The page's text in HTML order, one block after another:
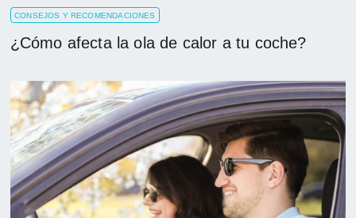
CONSEJOS Y RECOMENDACIONES
¿Cómo afecta la ola de calor a tu coche?